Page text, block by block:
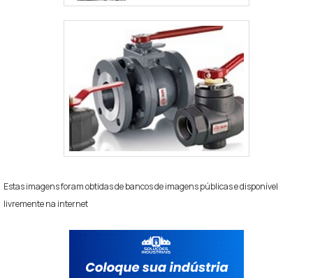
Estas imagens foram obtidas de bancos de imagens públicas e disponível
livremente na internet